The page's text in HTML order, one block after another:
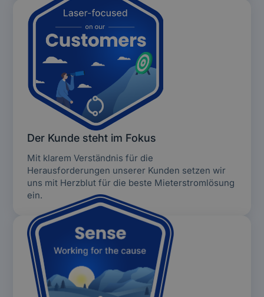
Der Kunde steht im Fokus
Mit klarem Verständnis für die
Herausforderungen unserer Kunden setzen wir
uns mit Herzblut für die beste Mieterstromlösung
ein.